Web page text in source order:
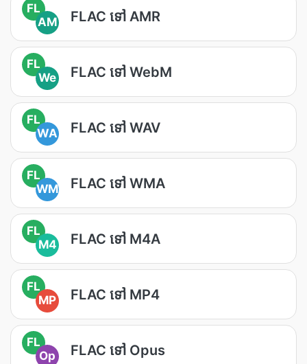
FL
AM
FLAC ទៅ AMR
FL
We
FLAC ទៅ WebM
FL
WA
FLAC ទៅ WAV
FL
WM
FLAC ទៅ WMA
FL
M4
FLAC ទៅ M4A
FL
MP
FLAC ទៅ MP4
FL
Op
FLAC ទៅ Opus